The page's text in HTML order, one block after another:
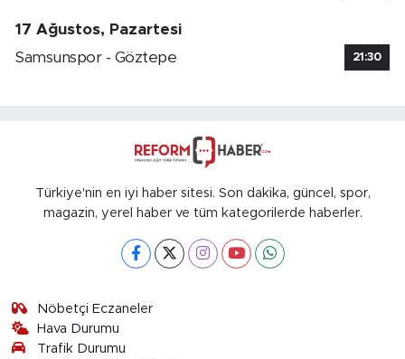
17 Ağustos, Pazartesi
Samsunspor - Göztepe
21:30
Türkiye'nin en iyi haber sitesi. Son dakika, güncel, spor,
magazin, yerel haber ve tüm kategorilerde haberler.
Nöbetçi Eczaneler
Hava Durumu
Trafik Durumu